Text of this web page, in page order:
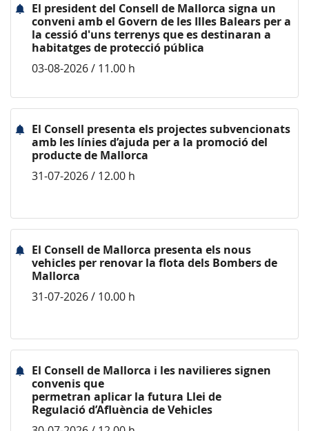
El president del Consell de Mallorca signa un
conveni amb el Govern de les Illes Balears per a
la cessió d'uns terrenys que es destinaran a
habitatges de protecció pública
03-08-2026 / 11.00 h
El Consell presenta els projectes subvencionats
amb les línies d’ajuda per a la promoció del
producte de Mallorca
31-07-2026 / 12.00 h
El Consell de Mallorca presenta els nous
vehicles per renovar la flota dels Bombers de
Mallorca
31-07-2026 / 10.00 h
El Consell de Mallorca i les navilieres signen
convenis que
permetran aplicar la futura Llei de
Regulació d’Afluència de Vehicles